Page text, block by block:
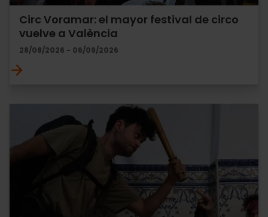
Circ Voramar: el mayor festival de circo
vuelve a València
28/08/2026 - 06/09/2026